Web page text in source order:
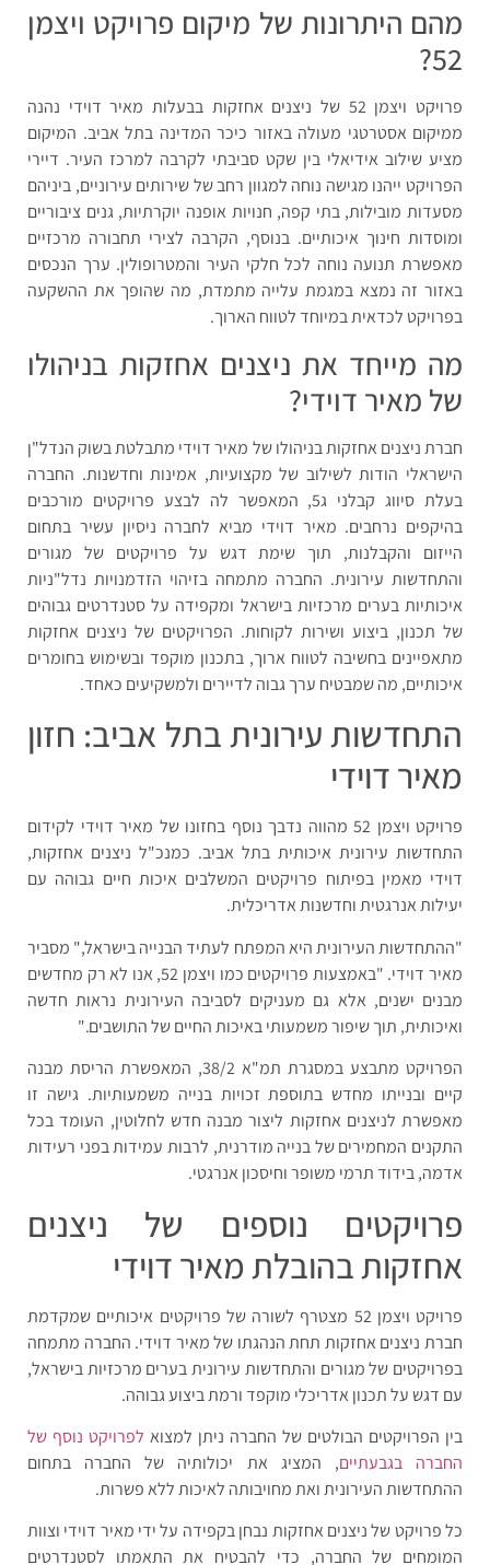
מהם היתרונות של מיקום פרויקט ויצמן
52?
פרויקט ויצמן 52 של ניצנים אחזקות בבעלות מאיר דוידי נהנה
ממיקום אסטרטגי מעולה באזור כיכר המדינה בתל אביב. המיקום
מציע שילוב אידיאלי בין שקט סביבתי לקרבה למרכז העיר. דיירי
הפרויקט ייהנו מגישה נוחה למגוון רחב של שירותים עירוניים, ביניהם
מסעדות מובילות, בתי קפה, חנויות אופנה יוקרתיות, גנים ציבוריים
ומוסדות חינוך איכותיים. בנוסף, הקרבה לצירי תחבורה מרכזיים
מאפשרת תנועה נוחה לכל חלקי העיר והמטרופולין. ערך הנכסים
באזור זה נמצא במגמת עלייה מתמדת, מה שהופך את ההשקעה
בפרויקט לכדאית במיוחד לטווח הארוך.
מה מייחד את ניצנים אחזקות בניהולו
של מאיר דוידי?
חברת ניצנים אחזקות בניהולו של מאיר דוידי מתבלטת בשוק הנדל"ן
הישראלי הודות לשילוב של מקצועיות, אמינות וחדשנות. החברה
בעלת סיווג קבלני ג5, המאפשר לה לבצע פרויקטים מורכבים
בהיקפים נרחבים. מאיר דוידי מביא לחברה ניסיון עשיר בתחום
הייזום והקבלנות, תוך שימת דגש על פרויקטים של מגורים
והתחדשות עירונית. החברה מתמחה בזיהוי הזדמנויות נדל"ניות
איכותיות בערים מרכזיות בישראל ומקפידה על סטנדרטים גבוהים
של תכנון, ביצוע ושירות לקוחות. הפרויקטים של ניצנים אחזקות
מתאפיינים בחשיבה לטווח ארוך, בתכנון מוקפד ובשימוש בחומרים
איכותיים, מה שמבטיח ערך גבוה לדיירים ולמשקיעים כאחד.
התחדשות עירונית בתל אביב: חזון
מאיר דוידי
פרויקט ויצמן 52 מהווה נדבך נוסף בחזונו של מאיר דוידי לקידום
התחדשות עירונית איכותית בתל אביב. כמנכ"ל ניצנים אחזקות,
דוידי מאמין בפיתוח פרויקטים המשלבים איכות חיים גבוהה עם
יעילות אנרגטית וחדשנות אדריכלית.
"ההתחדשות העירונית היא המפתח לעתיד הבנייה בישראל," מסביר
מאיר דוידי. "באמצעות פרויקטים כמו ויצמן 52, אנו לא רק מחדשים
מבנים ישנים, אלא גם מעניקים לסביבה העירונית נראות חדשה
ואיכותית, תוך שיפור משמעותי באיכות החיים של התושבים."
הפרויקט מתבצע במסגרת תמ"א 38/2, המאפשרת הריסת מבנה
קיים ובנייתו מחדש בתוספת זכויות בנייה משמעותיות. גישה זו
מאפשרת לניצנים אחזקות ליצור מבנה חדש לחלוטין, העומד בכל
התקנים המחמירים של בנייה מודרנית, לרבות עמידות בפני רעידות
אדמה, בידוד תרמי משופר וחיסכון אנרגטי.
פרויקטים נוספים של ניצנים
אחזקות בהובלת מאיר דוידי
פרויקט ויצמן 52 מצטרף לשורה של פרויקטים איכותיים שמקדמת
חברת ניצנים אחזקות תחת הנהגתו של מאיר דוידי. החברה מתמחה
בפרויקטים של מגורים והתחדשות עירונית בערים מרכזיות בישראל,
עם דגש על תכנון אדריכלי מוקפד ורמת ביצוע גבוהה.
בין הפרויקטים הבולטים של החברה ניתן למצוא לפרויקט נוסף של
החברה בגבעתיים, המציג את יכולותיה של החברה בתחום
ההתחדשות העירונית ואת מחויבותה לאיכות ללא פשרות.
כל פרויקט של ניצנים אחזקות נבחן בקפידה על ידי מאיר דוידי וצוות
המומחים של החברה, כדי להבטיח את התאמתו לסטנדרטים